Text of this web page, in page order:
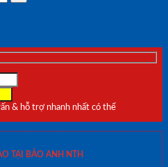
& hỗ trợ nhanh nhất có thể
TẠI BẢO ANH NTH